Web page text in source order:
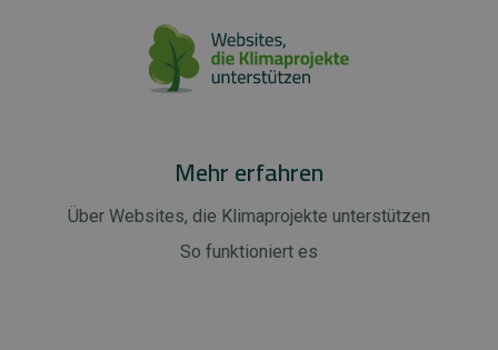
Mehr erfahren
Über Websites, die Klimaprojekte unterstützen
So funktioniert es